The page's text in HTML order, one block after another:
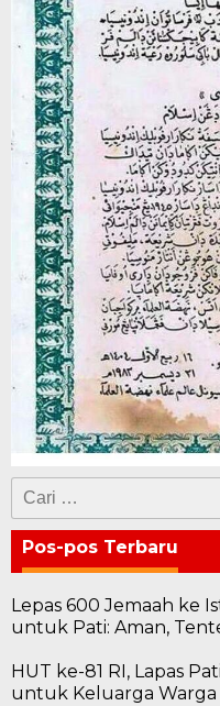
Cari
untuk:
Pos-pos Terbaru
Lepas 600 Jemaah ke
untuk Pati: Aman,
HUT ke-81 RI, Lapas
untuk Keluarga Warga